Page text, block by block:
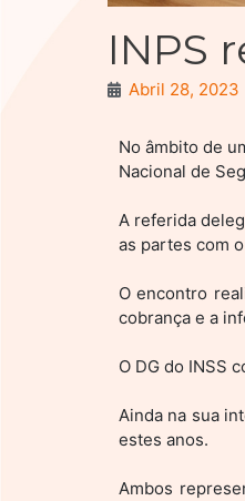
INPS
Abril 28, 2023
No âmbito de
Nacional de
A referida
as partes com
O encontro
cobrança e a
O DG do INSS
Ainda na sua
estes anos.
Ambos